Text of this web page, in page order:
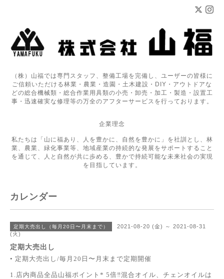
（株）山福では専門スタッフ、整備工場を完備し、ユーザーの皆様に
ご信頼いただける林業・農業・造園・土木建設・DIY・アウトドアな
どの総合機械類・総合作業用具類の小売・卸売・加工・製造・設置工
事・迅速確実な修理等の万全のアフターサービスを行っております。
企業理念
私たちは「山に福あり、人を豊かに、自然を豊かに」を社訓とし、林
業、農業、緑化事業等、地域産業の持続的な発展をサポートすること
を通じて、人と自然が共に歩める、豊かで持続可能な未来社会の実現
を目指しています。
カレンダー
定期大売出し（毎月20日〜月末まで）
2021-08-20 (金) ～ 2021-08-31
(火)
定期大売出し
• 定期大売出し/毎月20日〜月末まで定期開催
1.店内商品全品山福ポイント* 5倍‼︎混合オイル、チェンオイルは